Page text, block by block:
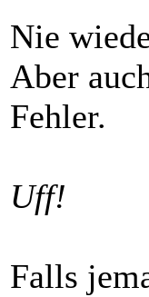
Nie
Aber
Fehler.
Uff!
Falls